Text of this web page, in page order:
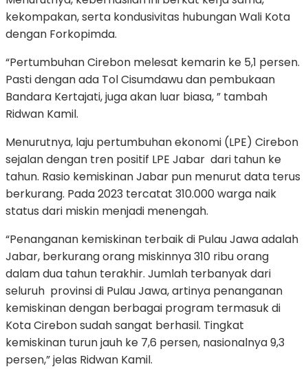
kekompakan, serta kondusivitas hubungan Wali Kota
dengan Forkopimda.
“Pertumbuhan Cirebon melesat kemarin ke 5,1 persen.
Pasti dengan ada Tol Cisumdawu dan pembukaan
Bandara Kertajati, juga akan luar biasa, ” tambah
Ridwan Kamil.
Menurutnya, laju pertumbuhan ekonomi (LPE) Cirebon
sejalan dengan tren positif LPE Jabar dari tahun ke
tahun. Rasio kemiskinan Jabar pun menurut data terus
berkurang. Pada 2023 tercatat 310.000 warga naik
status dari miskin menjadi menengah.
“Penanganan kemiskinan terbaik di Pulau Jawa adalah
Jabar, berkurang orang miskinnya 310 ribu orang
dalam dua tahun terakhir. Jumlah terbanyak dari
seluruh provinsi di Pulau Jawa, artinya penanganan
kemiskinan dengan berbagai program termasuk di
Kota Cirebon sudah sangat berhasil. Tingkat
kemiskinan turun jauh ke 7,6 persen, nasionalnya 9,3
persen,” jelas Ridwan Kamil.